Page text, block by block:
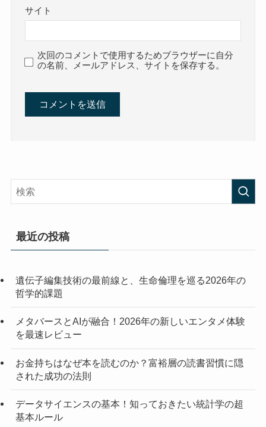
サイト
次回のコメントで使用するためブラウザーに自分
の名前、メールアドレス、サイトを保存する。
最近の投稿
遺伝子編集技術の最前線と、生命倫理を巡る2026年の
哲学的課題
メタバースとAIが融合！2026年の新しいエンタメ体験
を最速レビュー
お金持ちはなぜ本を読むのか？富裕層の読書習慣に隠
された成功の法則
データサイエンスの基本！知っておきたい統計学の超
基本ルール